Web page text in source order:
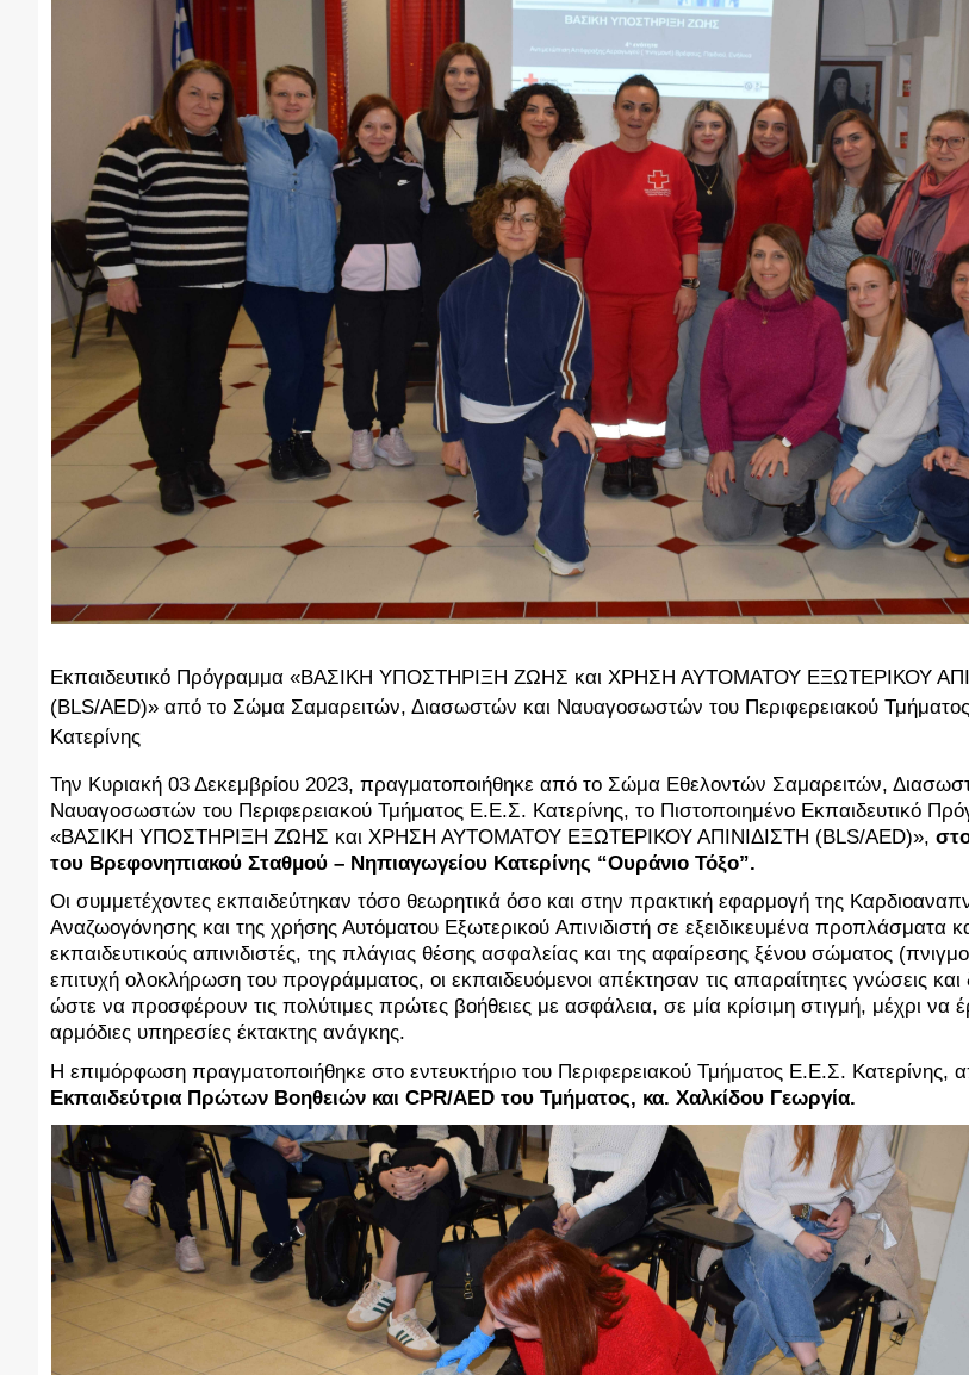
Εκπαιδευτικό Πρόγραμμα «ΒΑΣΙΚΗ ΥΠΟΣΤΗΡΙΞΗ ΖΩΗΣ και ΧΡΗΣΗ ΑΥΤΟΜΑΤΟΥ ΕΞΩΤΕΡΙΚΟΥ
(BLS/AED)» από το Σώμα Σαμαρειτών, Διασωστών και Ναυαγοσωστών του Περιφερειακού
Κατερίνης
Την Κυριακή 03 Δεκεμβρίου 2023, πραγματοποιήθηκε από το Σώμα Εθελοντών Σαμαρειτών,
Ναυαγοσωστών του Περιφερειακού Τμήματος Ε.Ε.Σ. Κατερίνης, το Πιστοποιημένο Εκπαιδευτικό
«ΒΑΣΙΚΗ ΥΠΟΣΤΗΡΙΞΗ ΖΩΗΣ και ΧΡΗΣΗ ΑΥΤΟΜΑΤΟΥ ΕΞΩΤΕΡΙΚΟΥ ΑΠΙΝΙΔIΣΤΗ (BLS/AED)»,
του Βρεφονηπιακού Σταθμού – Νηπιαγωγείου Κατερίνης “Ουράνιο Τόξο”.
Oι συμμετέχοντες εκπαιδεύτηκαν τόσο θεωρητικά όσο και στην πρακτική εφαρμογή της
Αναζωογόνησης και της χρήσης Αυτόματου Εξωτερικού Aπινιδιστή σε εξειδικευμένα προπλάσματα
εκπαιδευτικούς απινιδιστές, της πλάγιας θέσης ασφαλείας και της αφαίρεσης ξένου σώματος
επιτυχή ολοκλήρωση του προγράμματος, οι εκπαιδευόμενοι απέκτησαν τις απαραίτητες γνώσεις και
ώστε να προσφέρουν τις πολύτιμες πρώτες βοήθειες με ασφάλεια, σε μία κρίσιμη στιγμή, μέχρι να
αρμόδιες υπηρεσίες έκτακτης ανάγκης.
Η επιμόρφωση πραγματοποιήθηκε στο εντευκτήριο του Περιφερειακού Τμήματος Ε.Ε.Σ. Κατερίνης,
Εκπαιδεύτρια Πρώτων Βοηθειών και CPR/AED του Τμήματος, κα. Χαλκίδου Γεωργία.